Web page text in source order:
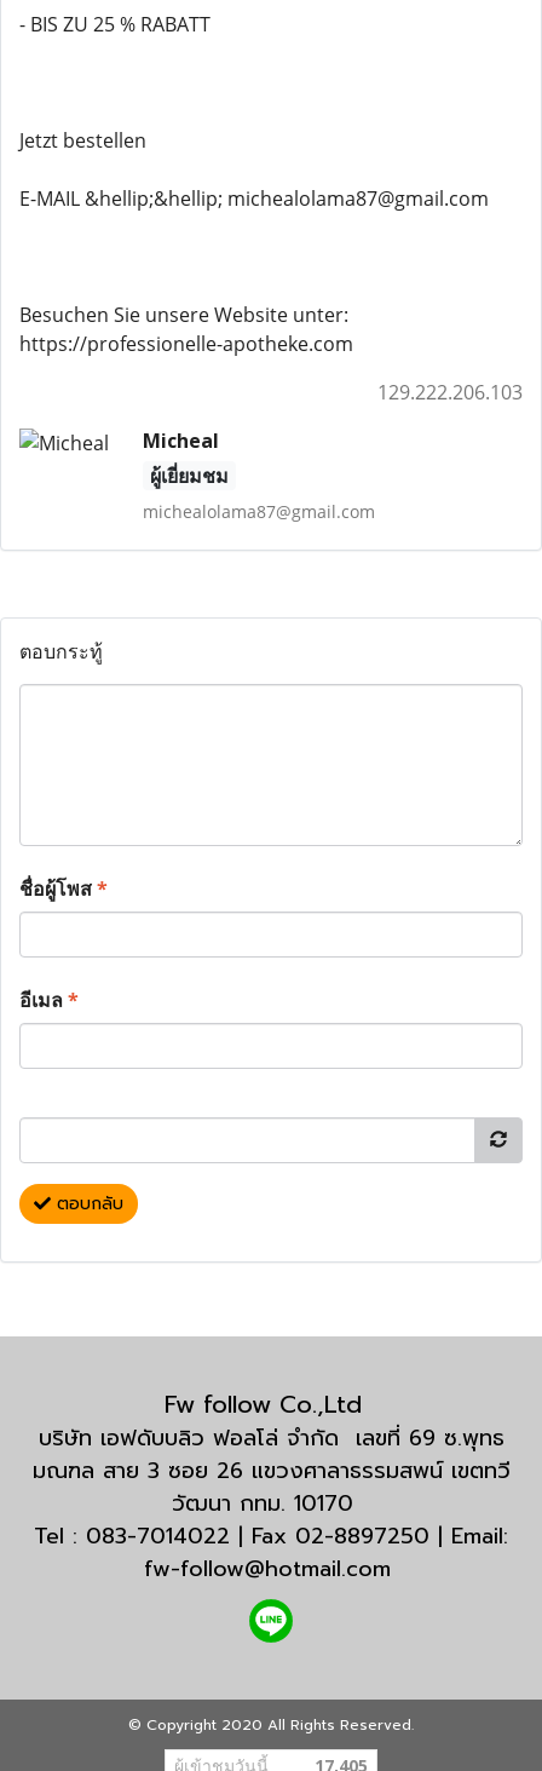
- BIS ZU 25 % RABATT
Jetzt bestellen
E-MAIL &hellip;&hellip; michealolama87@gmail.com
Besuchen Sie unsere Website unter:
https://professionelle-apotheke.com
129.222.206.103
Micheal
ผู้เยี่ยมชม
michealolama87@gmail.com
ตอบกระทู้
ชื่อผู้โพส*
อีเมล*
ตอบกลับ
Fw follow Co.,Ltd
บริษัท เอฟดับบลิว ฟอลโล่ จำกัด เลขที่ 69 ซ.พุทธ
มณฑล สาย 3 ซอย 26 แขวงศาลาธรรมสพน์ เขตทวี
วัฒนา กทม. 10170
Tel : 083-7014022 | Fax 02-8897250 | Email:
fw-follow@hotmail.com
© Copyright 2020 All Rights Reserved.
ผู้เข้าชมวันนี้ 17,405